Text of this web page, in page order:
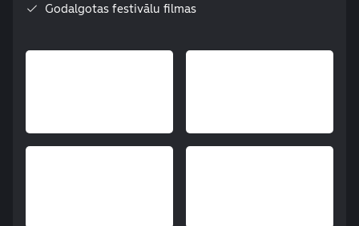
Godalgotas festivālu filmas